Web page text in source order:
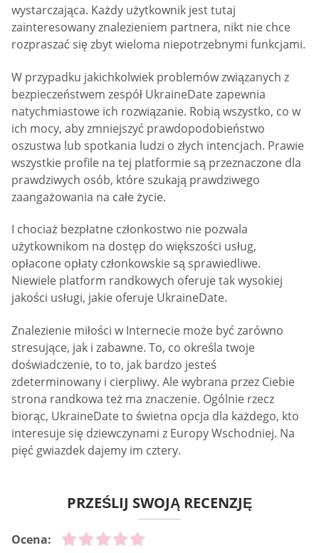
wystarczająca. Każdy użytkownik jest tutaj
zainteresowany znalezieniem partnera, nikt nie chce
rozpraszać się zbyt wieloma niepotrzebnymi funkcjami.
W przypadku jakichkolwiek problemów związanych z
bezpieczeństwem zespół UkraineDate zapewnia
natychmiastowe ich rozwiązanie. Robią wszystko, co w
ich mocy, aby zmniejszyć prawdopodobieństwo
oszustwa lub spotkania ludzi o złych intencjach. Prawie
wszystkie profile na tej platformie są przeznaczone dla
prawdziwych osób, które szukają prawdziwego
zaangażowania na całe życie.
I chociaż bezpłatne członkostwo nie pozwala
użytkownikom na dostęp do większości usług,
opłacone opłaty członkowskie są sprawiedliwe.
Niewiele platform randkowych oferuje tak wysokiej
jakości usługi, jakie oferuje UkraineDate.
Znalezienie miłości w Internecie może być zarówno
stresujące, jak i zabawne. To, co określa twoje
doświadczenie, to to, jak bardzo jesteś
zdeterminowany i cierpliwy. Ale wybrana przez Ciebie
strona randkowa też ma znaczenie. Ogólnie rzecz
biorąc, UkraineDate to świetna opcja dla każdego, kto
interesuje się dziewczynami z Europy Wschodniej. Na
pięć gwiazdek dajemy im cztery.
PRZEŚLIJ SWOJĄ RECENZJĘ
Ocena: